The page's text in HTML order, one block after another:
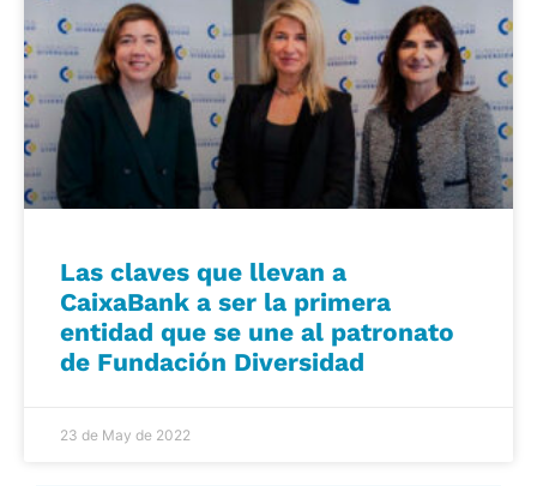
Las claves que llevan a
CaixaBank a ser la primera
entidad que se une al patronato
de Fundación Diversidad
23 de May de 2022